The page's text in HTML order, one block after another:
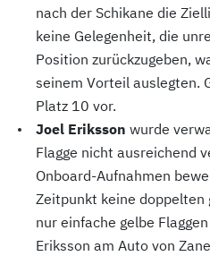
nach der Schikane die
keine Gelegenheit, die
Position zurückzugeben,
seinem Vorteil auslegten.
Platz 10 vor.
Joel Eriksson wurde
Flagge nicht ausreichend
Onboard-Aufnahmen
Zeitpunkt keine doppelten
nur einfache gelbe
Eriksson am Auto von